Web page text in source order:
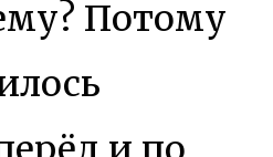
Потому